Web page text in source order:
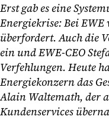
Erst gab es eine
Energiekrise: Bei
überfordert. Auch die
ein und EWE-CEO
Verfehlungen. Heute
Energiekonzern das
Alain Waltemath, der
Kundenservices